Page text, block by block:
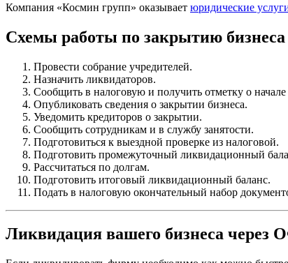
Компания «Космин групп» оказывает юридические
Схемы работы по закрытию
Провести собрание учредителей.
Назначить ликвидаторов.
Сообщить в налоговую и получить отметку о
Опубликовать сведения о закрытии бизнеса.
Уведомить кредиторов о закрытии.
Сообщить сотрудникам и в службу занятости.
Подготовиться к выездной проверке из налоговой.
Подготовить промежуточный ликвидационный
Рассчитаться по долгам.
Подготовить итоговый ликвидационный баланс.
Подать в налоговую окончательный набор
Ликвидация вашего бизнеса